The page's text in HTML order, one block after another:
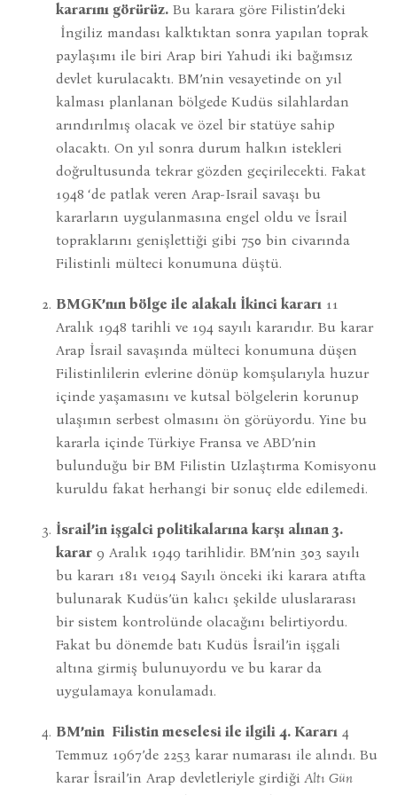
kararını görürüz.Bu karara göre Filistin’deki
İngiliz mandası kalktıktan sonra yapılan toprak
paylaşımı ile biri Arap biri Yahudi iki bağımsız
devlet kurulacaktı. BM’nin vesayetinde on yıl
kalması planlanan bölgede Kudüs silahlardan
arındırılmış olacak ve özel bir statüye sahip
olacaktı. On yıl sonra durum halkın istekleri
doğrultusunda tekrar gözden geçirilecekti. Fakat
1948 ‘de patlak veren Arap-Israil savaşı bu
kararların uygulanmasına engel oldu ve İsrail
topraklarını genişlettiği gibi 750 bin civarında
Filistinli mülteci konumuna düştü.
BMGK’nın bölge ile alakalı İkinci kararı11
Aralık 1948 tarihli ve 194 sayılı kararıdır. Bu karar
Arap İsrail savaşında mülteci konumuna düşen
Filistinlilerin evlerine dönüp komşularıyla huzur
içinde yaşamasını ve kutsal bölgelerin korunup
ulaşımın serbest olmasını ön görüyordu. Yine bu
kararla içinde Türkiye Fransa ve ABD’nin
bulunduğu bir BM Filistin Uzlaştırma Komisyonu
kuruldu fakat herhangi bir sonuç elde edilemedi.
İsrail’in işgalci politikalarına karşı alınan 3.
karar9 Aralık 1949 tarihlidir. BM’nin 303 sayılı
bu kararı 181 ve194 Sayılı önceki iki karara atıfta
bulunarak Kudüs’ün kalıcı şekilde uluslararası
bir sistem kontrolünde olacağını belirtiyordu.
Fakat bu dönemde batı Kudüs İsrail’in işgali
altına girmiş bulunuyordu ve bu karar da
uygulamaya konulamadı.
BM’nin Filistin meselesi ile ilgili 4. Kararı4
Temmuz 1967’de 2253 karar numarası ile alındı. Bu
karar İsrail’in Arap devletleriyle girdiğiAltı Gün